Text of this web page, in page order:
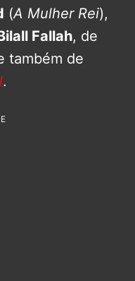
(A Mulher Rei),
Fallah, de
também de
.